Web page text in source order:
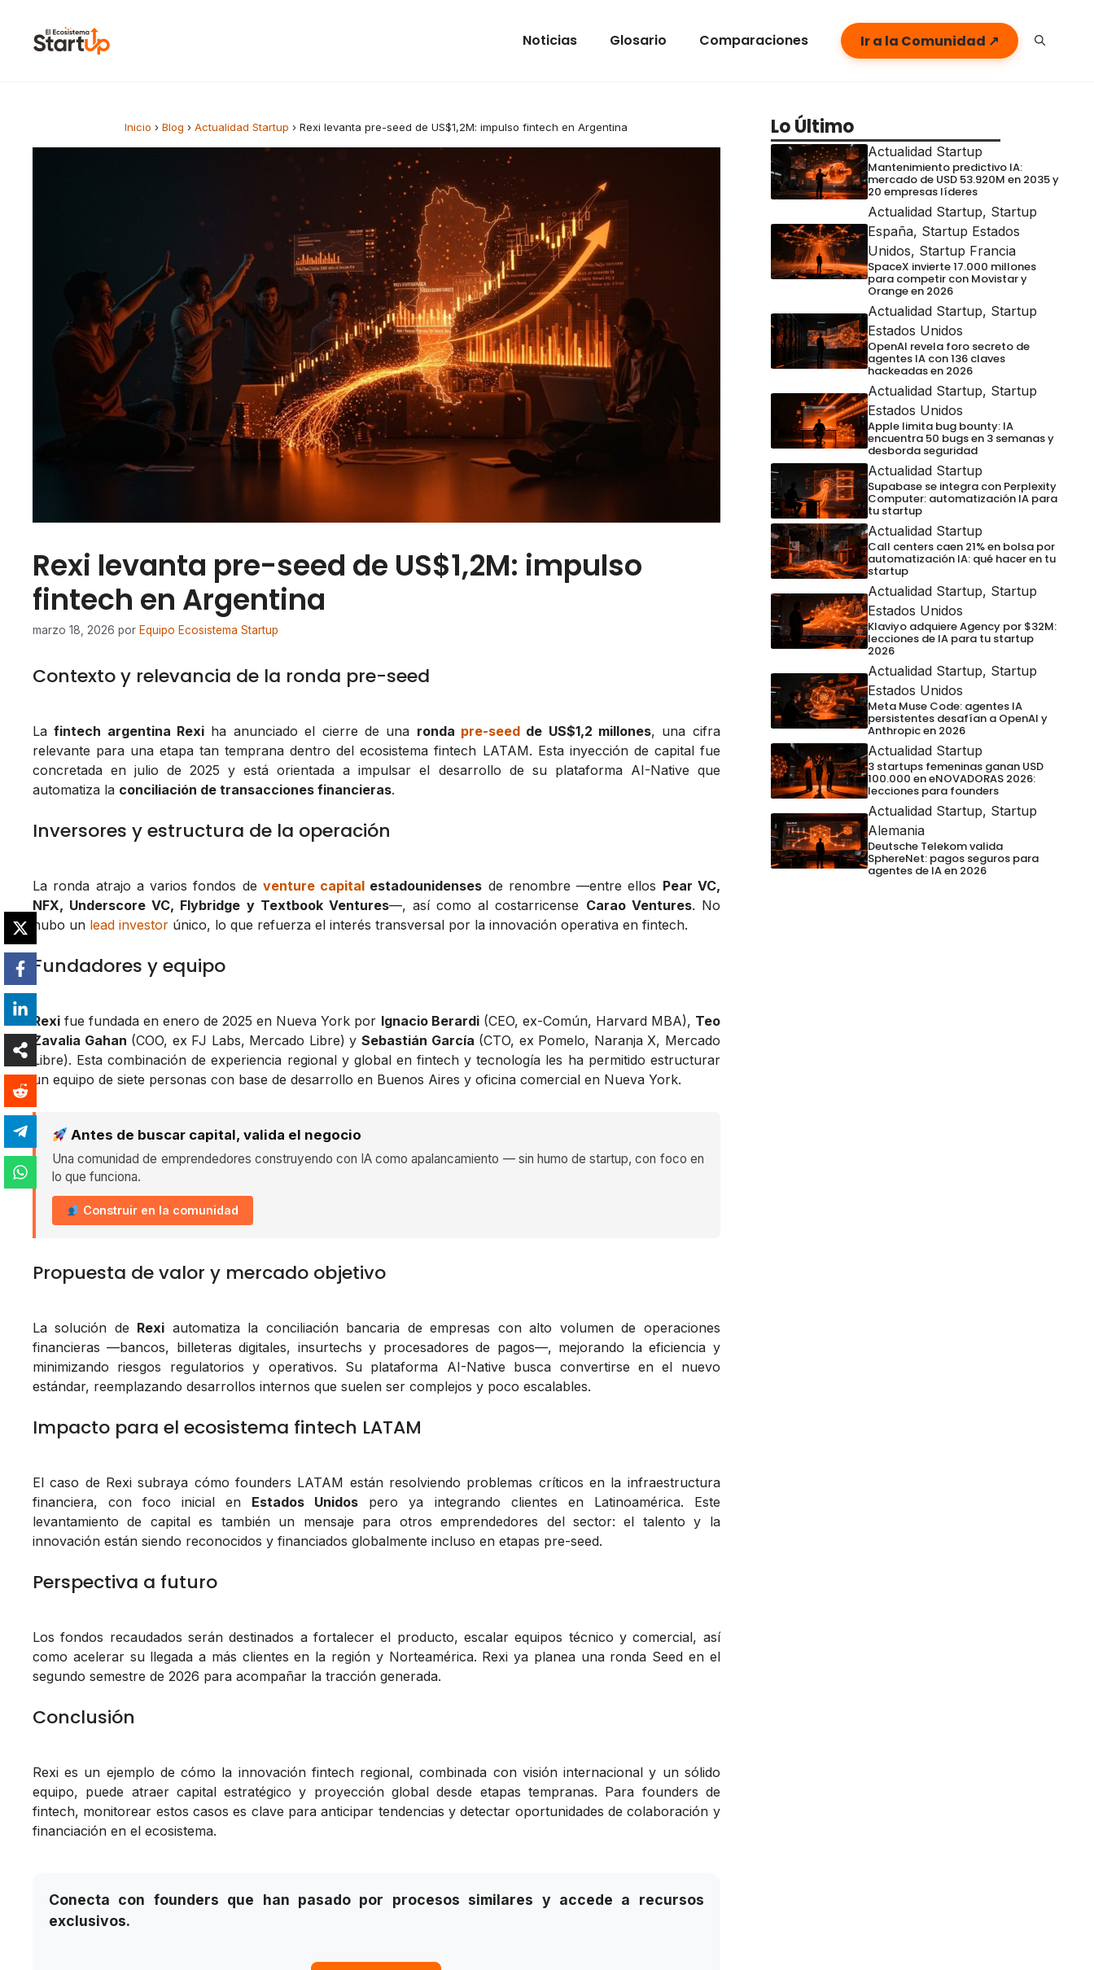
Noticias Glosario Comparaciones Ir a la Comunidad ↗
Inicio › Blog › Actualidad Startup › Rexi levanta pre-seed de US$1,2M: impulso fintech en Argentina
Rexi levanta pre-seed de US$1,2M: impulso
fintech en Argentina
marzo 18, 2026 por Equipo Ecosistema Startup
Contexto y relevancia de la ronda pre-seed
Lafintech argentina Rexi ha anunciado el cierre de una ronda pre-seed de US$1,2 millones, una cifra
relevante para una etapa tan temprana dentro del ecosistema fintech LATAM. Esta inyección de capital fue
concretada en julio de 2025 y está orientada a impulsar el desarrollo de su plataforma AI-Native que
automatiza la conciliación de transacciones financieras.
Inversores y estructura de la operación
La ronda atrajo a varios fondos de venture capital estadounidenses de renombre —entre ellos Pear VC,
NFX, Underscore VC, Flybridge y Textbook Ventures—, así como al costarricense Carao Ventures. No
hubo un lead investor único, lo que refuerza el interés transversal por la innovación operativa en fintech.
Fundadores y equipo
Rexi fue fundada en enero de 2025 en Nueva York por Ignacio Berardi(CEO, ex-Común, Harvard MBA), Teo
Zavalia Gahan (COO, ex FJ Labs, Mercado Libre) y Sebastián García (CTO, ex Pomelo, Naranja X, Mercado
Libre). Esta combinación de experiencia regional y global en fintech y tecnología les ha permitido estructurar
un equipo de siete personas con base de desarrollo en Buenos Aires y oficina comercial en Nueva York.
Antes de buscar capital, valida el negocio
Una comunidad de emprendedores construyendo con IA como apalancamiento — sin humo de startup, con foco en
lo que funciona.
Construir en la comunidad
Propuesta de valor y mercado objetivo
La solución de Rexi automatiza la conciliación bancaria de empresas con alto volumen de operaciones
financieras —bancos, billeteras digitales, insurtechs y procesadores de pagos—, mejorando la eficiencia y
minimizando riesgos regulatorios y operativos. Su plataforma AI-Native busca convertirse en el nuevo
estándar, reemplazando desarrollos internos que suelen ser complejos y poco escalables.
Impacto para el ecosistema fintech LATAM
El caso de Rexi subraya cómo founders LATAM están resolviendo problemas críticos en la infraestructura
financiera, con foco inicial en Estados Unidos pero ya integrando clientes en Latinoamérica. Este
levantamiento de capital es también un mensaje para otros emprendedores del sector: el talento y la
innovación están siendo reconocidos y financiados globalmente incluso en etapas pre-seed.
Perspectiva a futuro
Los fondos recaudados serán destinados a fortalecer el producto, escalar equipos técnico y comercial, así
como acelerar su llegada a más clientes en la región y Norteamérica. Rexi ya planea una ronda Seed en el
segundo semestre de 2026 para acompañar la tracción generada.
Conclusión
Rexi es un ejemplo de cómo la innovación fintech regional, combinada con visión internacional y un sólido
equipo, puede atraer capital estratégico y proyección global desde etapas tempranas. Para founders de
fintech, monitorear estos casos es clave para anticipar tendencias y detectar oportunidades de colaboración y
financiación en el ecosistema.
Conecta con founders que han pasado por procesos similares y accede a recursos
exclusivos.
Lo Último
Actualidad Startup
Mantenimiento predictivo IA:
mercado de USD 53.920M en 2035 y
20 empresas líderes
Actualidad Startup, Startup
España, Startup Estados
Unidos, Startup Francia
SpaceX invierte 17.000 millones
para competir con Movistar y
Orange en 2026
Actualidad Startup, Startup
Estados Unidos
OpenAI revela foro secreto de
agentes IA con 136 claves
hackeadas en 2026
Actualidad Startup, Startup
Estados Unidos
Apple limita bug bounty: IA
encuentra 50 bugs en 3 semanas y
desborda seguridad
Actualidad Startup
Supabase se integra con Perplexity
Computer: automatización IA para
tu startup
Actualidad Startup
Call centers caen 21% en bolsa por
automatización IA: qué hacer en tu
startup
Actualidad Startup, Startup
Estados Unidos
Klaviyo adquiere Agency por $32M:
lecciones de IA para tu startup
2026
Actualidad Startup, Startup
Estados Unidos
Meta Muse Code: agentes IA
persistentes desafían a OpenAI y
Anthropic en 2026
Actualidad Startup
3 startups femeninas ganan USD
100.000 en eNOVADORAS 2026:
lecciones para founders
Actualidad Startup, Startup
Alemania
Deutsche Telekom valida
SphereNet: pagos seguros para
agentes de IA en 2026